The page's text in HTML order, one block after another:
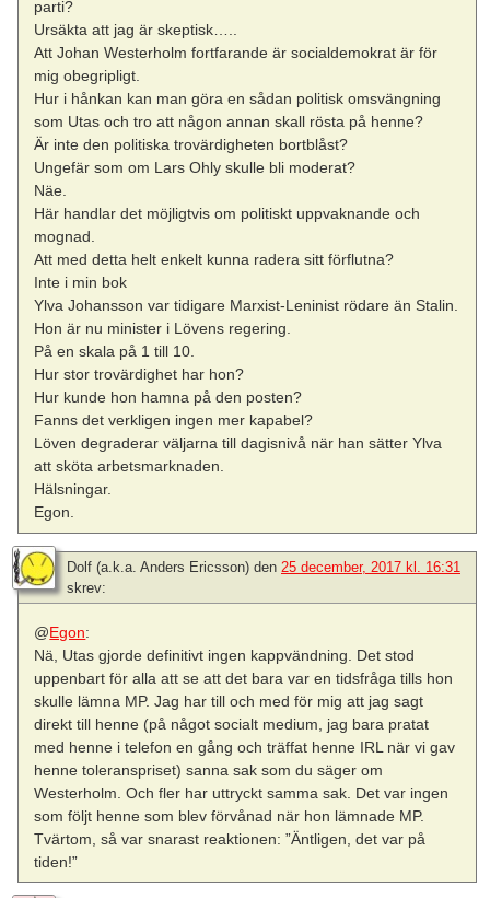
parti?
Ursäkta att jag är skeptisk…..
Att Johan Westerholm fortfarande är socialdemokrat är för
mig obegripligt.
Hur i hånkan kan man göra en sådan politisk omsvängning
som Utas och tro att någon annan skall rösta på henne?
Är inte den politiska trovärdigheten bortblåst?
Ungefär som om Lars Ohly skulle bli moderat?
Näe.
Här handlar det möjligtvis om politiskt uppvaknande och
mognad.
Att med detta helt enkelt kunna radera sitt förflutna?
Inte i min bok
Ylva Johansson var tidigare Marxist-Leninist rödare än Stalin.
Hon är nu minister i Lövens regering.
På en skala på 1 till 10.
Hur stor trovärdighet har hon?
Hur kunde hon hamna på den posten?
Fanns det verkligen ingen mer kapabel?
Löven degraderar väljarna till dagisnivå när han sätter Ylva
att sköta arbetsmarknaden.
Hälsningar.
Egon.
Dolf (a.k.a. Anders Ericsson) den 25 december, 2017 kl. 16:31
skrev:
@Egon:
Nä, Utas gjorde definitivt ingen kappvändning. Det stod
uppenbart för alla att se att det bara var en tidsfråga tills hon
skulle lämna MP. Jag har till och med för mig att jag sagt
direkt till henne (på något socialt medium, jag bara pratat
med henne i telefon en gång och träffat henne IRL när vi gav
henne toleranspriset) sanna sak som du säger om
Westerholm. Och fler har uttryckt samma sak. Det var ingen
som följt henne som blev förvånad när hon lämnade MP.
Tvärtom, så var snarast reaktionen: ”Äntligen, det var på
tiden!”